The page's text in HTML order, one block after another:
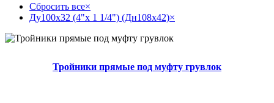
Сбросить все×
Ду100х32 (4"х 1 1/4") (Дн108х42)×
Тройники прямые под муфту грувлок